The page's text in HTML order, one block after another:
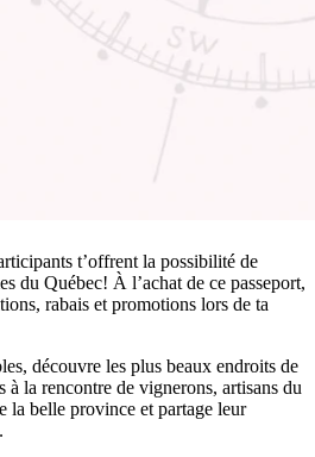
t’offrent la possibilité de
du Québec! À l’achat de ce passeport,
rabais et promotions lors de ta
découvre les plus beaux endroits de
à la rencontre de vignerons, artisans du
la belle province et partage leur